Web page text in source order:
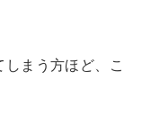
まう方ほど、こ